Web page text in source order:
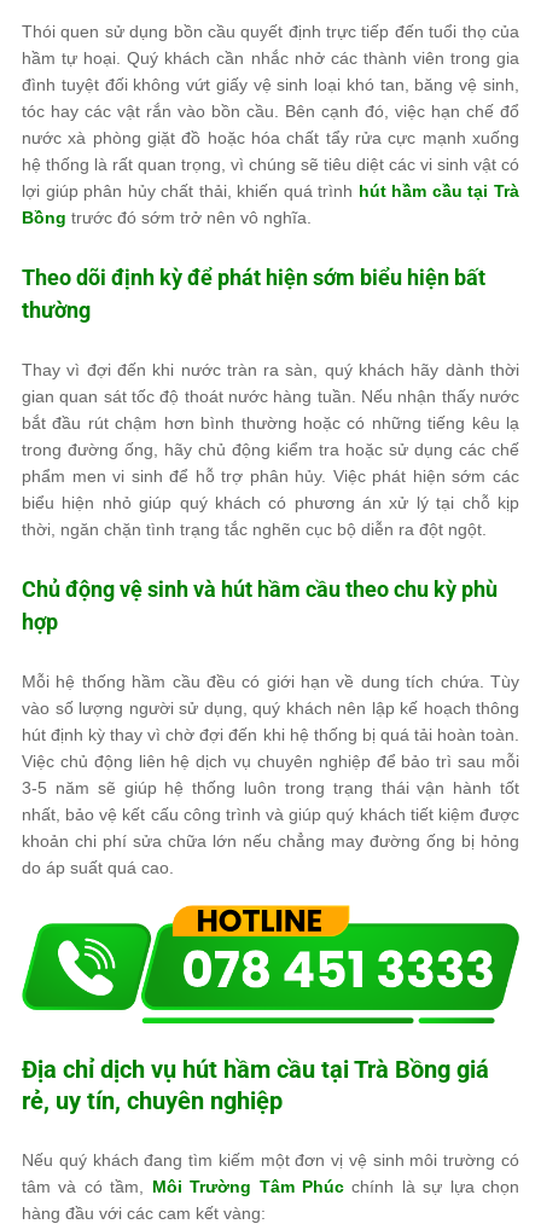
Thói quen sử dụng bồn cầu quyết định trực tiếp đến tuổi thọ của
hầm tự hoại. Quý khách cần nhắc nhở các thành viên trong gia
đình tuyệt đối không vứt giấy vệ sinh loại khó tan, băng vệ sinh,
tóc hay các vật rắn vào bồn cầu. Bên cạnh đó, việc hạn chế đổ
nước xà phòng giặt đồ hoặc hóa chất tẩy rửa cực mạnh xuống
hệ thống là rất quan trọng, vì chúng sẽ tiêu diệt các vi sinh vật có
lợi giúp phân hủy chất thải, khiến quá trình hút hầm cầu tại Trà
Bồng trước đó sớm trở nên vô nghĩa.
Theo dõi định kỳ để phát hiện sớm biểu hiện bất
thường
Thay vì đợi đến khi nước tràn ra sàn, quý khách hãy dành thời
gian quan sát tốc độ thoát nước hàng tuần. Nếu nhận thấy nước
bắt đầu rút chậm hơn bình thường hoặc có những tiếng kêu lạ
trong đường ống, hãy chủ động kiểm tra hoặc sử dụng các chế
phẩm men vi sinh để hỗ trợ phân hủy. Việc phát hiện sớm các
biểu hiện nhỏ giúp quý khách có phương án xử lý tại chỗ kịp
thời, ngăn chặn tình trạng tắc nghẽn cục bộ diễn ra đột ngột.
Chủ động vệ sinh và hút hầm cầu theo chu kỳ phù
hợp
Mỗi hệ thống hầm cầu đều có giới hạn về dung tích chứa. Tùy
vào số lượng người sử dụng, quý khách nên lập kế hoạch thông
hút định kỳ thay vì chờ đợi đến khi hệ thống bị quá tải hoàn toàn.
Việc chủ động liên hệ dịch vụ chuyên nghiệp để bảo trì sau mỗi
3-5 năm sẽ giúp hệ thống luôn trong trạng thái vận hành tốt
nhất, bảo vệ kết cấu công trình và giúp quý khách tiết kiệm được
khoản chi phí sửa chữa lớn nếu chẳng may đường ống bị hỏng
do áp suất quá cao.
Địa chỉ dịch vụ hút hầm cầu tại Trà Bồng giá
rẻ, uy tín, chuyên nghiệp
Nếu quý khách đang tìm kiếm một đơn vị vệ sinh môi trường có
tâm và có tầm, Môi Trường Tâm Phúcchính là sự lựa chọn
hàng đầu với các cam kết vàng: